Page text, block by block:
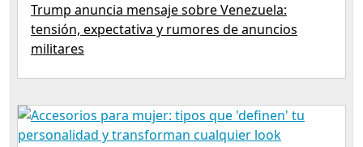
Trump anuncia mensaje sobre Venezuela:
tensión, expectativa y rumores de anuncios
militares